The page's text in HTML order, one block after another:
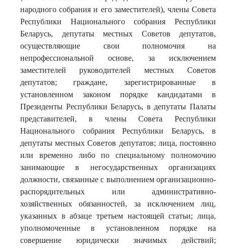
народного собрания и его заместителей), члены Совета
Республики Национального собрания Республики
Беларусь, депутаты местных Советов депутатов,
осуществляющие свои полномочия на
непрофессиональной основе, за исключением
заместителей руководителей местных Советов
депутатов; граждане, зарегистрированные в
установленном законом порядке кандидатами в
Президенты Республики Беларусь, в депутаты Палаты
представителей, в члены Совета Республики
Национального собрания Республики Беларусь, в
депутаты местных Советов депутатов; лица, постоянно
или временно либо по специальному полномочию
занимающие в негосударственных организациях
должности, связанные с выполнением организационно-
распорядительных или административно-
хозяйственных обязанностей, за исключением лиц,
указанных в абзаце третьем настоящей статьи; лица,
уполномоченные в установленном порядке на
совершение юридически значимых действий;